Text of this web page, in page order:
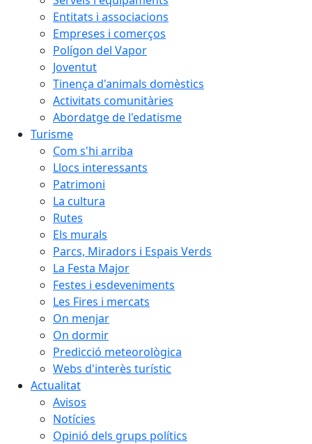
Entitats i associacions
Empreses i comerços
Polígon del Vapor
Joventut
Tinença d'animals domèstics
Activitats comunitàries
Abordatge de l'edatisme
Turisme
Com s'hi arriba
Llocs interessants
Patrimoni
La cultura
Rutes
Els murals
Parcs, Miradors i Espais Verds
La Festa Major
Festes i esdeveniments
Les Fires i mercats
On menjar
On dormir
Predicció meteorològica
Webs d'interès turístic
Actualitat
Avisos
Notícies
Opinió dels grups polítics